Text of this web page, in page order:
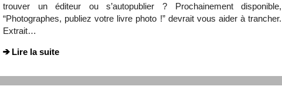
trouver un éditeur ou s’autopublier ? Prochainement disponible,
“Photographes, publiez votre livre photo !” devrait vous aider à trancher.
Extrait…
Lire la suite